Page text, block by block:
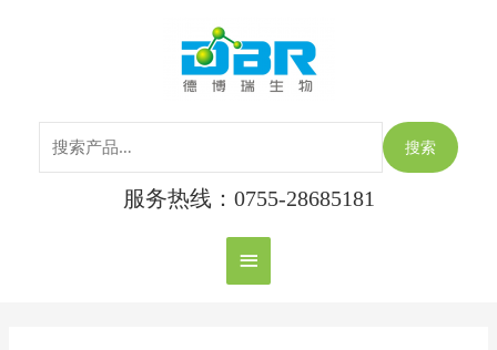
主
菜
单
搜索
服务热线：0755-28685181